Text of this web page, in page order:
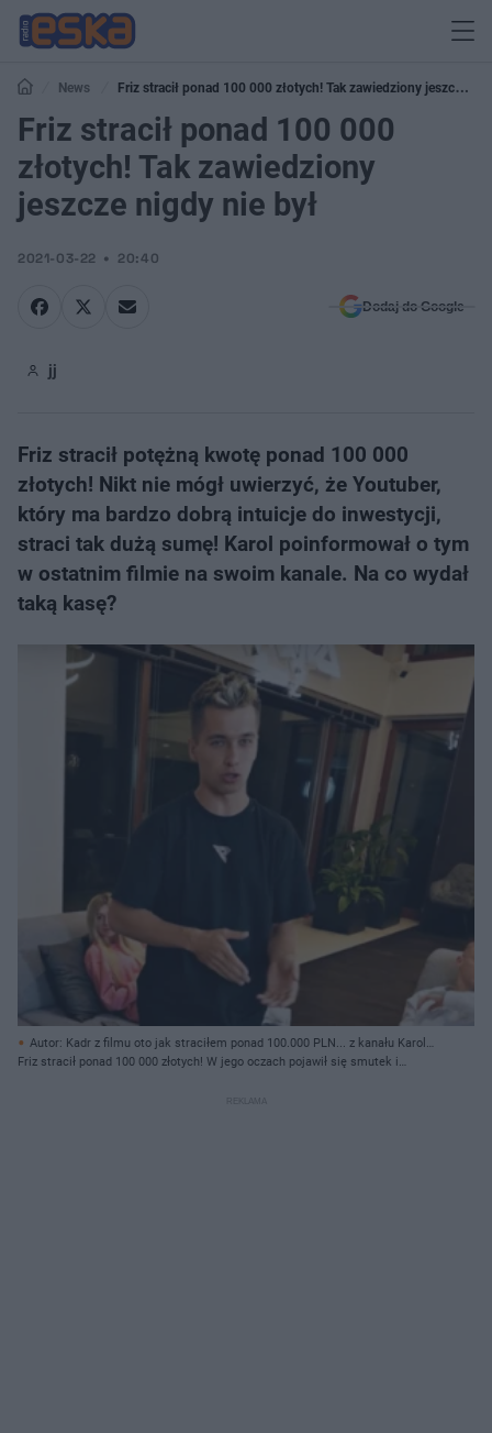
News
Friz stracił ponad 100 000 złotych! Tak zawiedziony jeszcze
nigdy nie był
Friz stracił ponad 100 000
złotych! Tak zawiedziony
jeszcze nigdy nie był
2021-03-22 20:40
Dodaj do Google
jj
Friz stracił potężną kwotę ponad 100 000
złotych! Nikt nie mógł uwierzyć, że Youtuber,
który ma bardzo dobrą intuicje do inwestycji,
straci tak dużą sumę! Karol poinformował o tym
w ostatnim filmie na swoim kanale. Na co wydał
taką kasę?
Autor: Kadr z filmu oto jak straciłem ponad 100.000 PLN... z kanału Karol
Friz Wiśniewski/ Archiwum prywatne
Friz stracił ponad 100 000 złotych! W jego oczach pojawił się smutek i